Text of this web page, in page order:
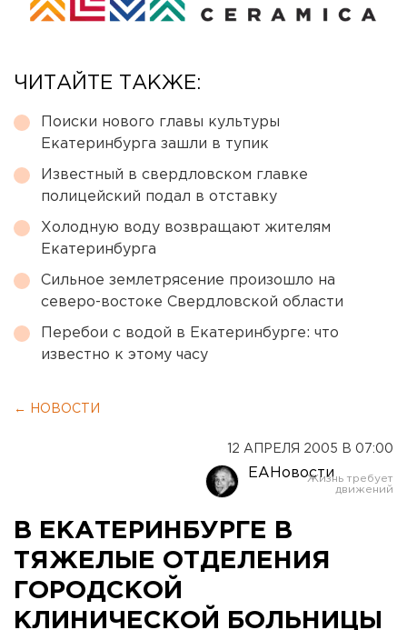
ЧИТАЙТЕ ТАКЖЕ:
Поиски нового главы культуры
Екатеринбурга зашли в тупик
Известный в свердловском главке
полицейский подал в отставку
Холодную воду возвращают жителям
Екатеринбурга
Сильное землетрясение произошло на
северо-востоке Свердловской области
Перебои с водой в Екатеринбурге: что
известно к этому часу
← НОВОСТИ
12 АПРЕЛЯ 2005 В 07:00
ЕАНовости
В ЕКАТЕРИНБУРГЕ В
ТЯЖЕЛЫЕ ОТДЕЛЕНИЯ
ГОРОДСКОЙ
КЛИНИЧЕСКОЙ БОЛЬНИЦЫ